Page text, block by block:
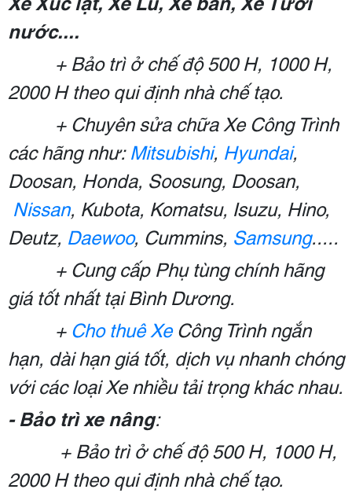
nước....
+ Bảo trì ở chế độ 500 H, 1000 H,
2000 H theo qui định nhà chế tạo.
+ Chuyên sửa chữa Xe Công Trình
các hãng như:Mitsubishi, Hyundai,
Doosan, Honda, Soosung, Doosan,
Nissan, Kubota, Komatsu, Isuzu, Hino,
Deutz, Daewoo, Cummins, Samsung.....
+ Cung cấp Phụ tùng chính hãng
giá tốt nhất tại Bình Dương.
+ Cho thuê XeCông Trình ngắn
hạn, dài hạn giá tốt, dịch vụ nhanh chóng
với các loại Xe nhiều tải trọng khác nhau.
- Bảo trì xe nâng:
+ Bảo trì ở chế độ 500 H, 1000 H,
2000 H theo qui định nhà chế tạo.